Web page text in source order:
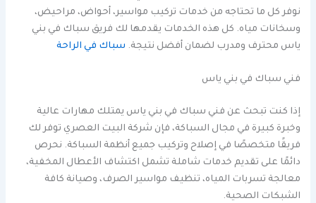
نوفر كل ما تحتاجه من خدمات تركيب مواسير، أحواض، مراحيض،
وسخانات مياه. كل هذه الخدمات يقدمها لك فريق سباك في بني
ياس محترف ومدرب لضمان أفضل نتيجة. سباك في الراحة
فني سباك في بني ياس
إذا كنت تبحث عن فني سباك في بني ياس يمتلك مهارات عالية
وخبرة كبيرة في مجال السباكة، فإن شركة البيت العصري توفر لك
فريقًا متخصصًا في إصلاح وتركيب جميع أنظمة السباكة. نحرص
دائمًا على تقديم خدمات شاملة تشمل اكتشاف الأعطال المخفية،
معالجة تسربات المياه، تنظيف مواسير الصرف، وصيانة كافة
الشبكات الصحية.